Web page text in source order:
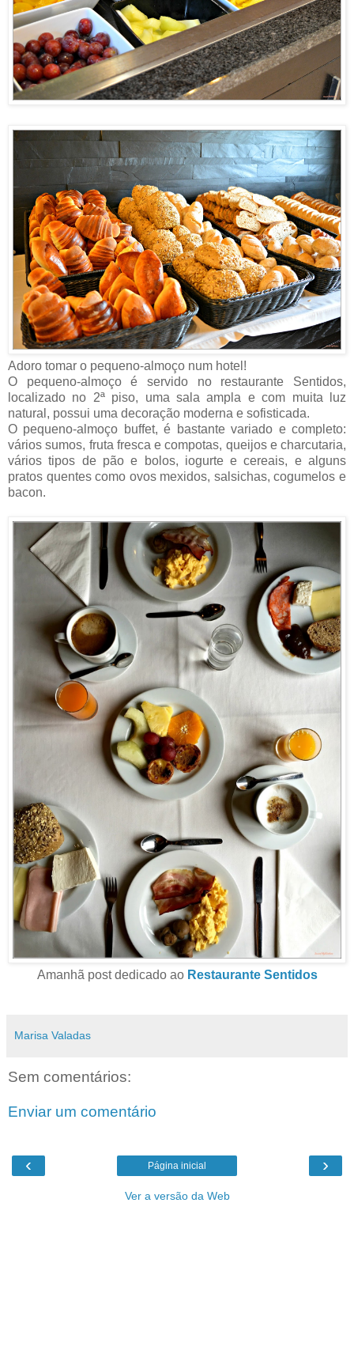
Adoro tomar o pequeno-almoço num hotel!
O pequeno-almoço é servido no restaurante Sentidos,
localizado no 2ª piso, uma sala ampla e com muita luz
natural, possui uma decoração moderna e sofisticada.
O pequeno-almoço buffet, é bastante variado e completo:
vários sumos, fruta fresca e compotas, queijos e charcutaria,
vários tipos de pão e bolos, iogurte e cereais, e alguns
pratos quentes como ovos mexidos, salsichas, cogumelos e
bacon.
Amanhã post dedicado ao Restaurante Sentidos
Marisa Valadas
Sem comentários:
Enviar um comentário
‹ ›
Página inicial
Ver a versão da Web